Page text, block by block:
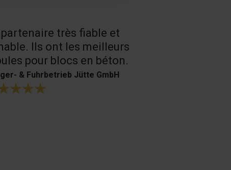
partenaire très fiable et
Ils ont les meilleurs
pour blocs en béton.
& Fuhrbetrieb Jütte GmbH